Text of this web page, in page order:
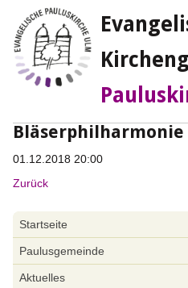
01.12.2018 20:00
Zurück
überspringen
Startseite
Paulusgemeinde
Aktuelles